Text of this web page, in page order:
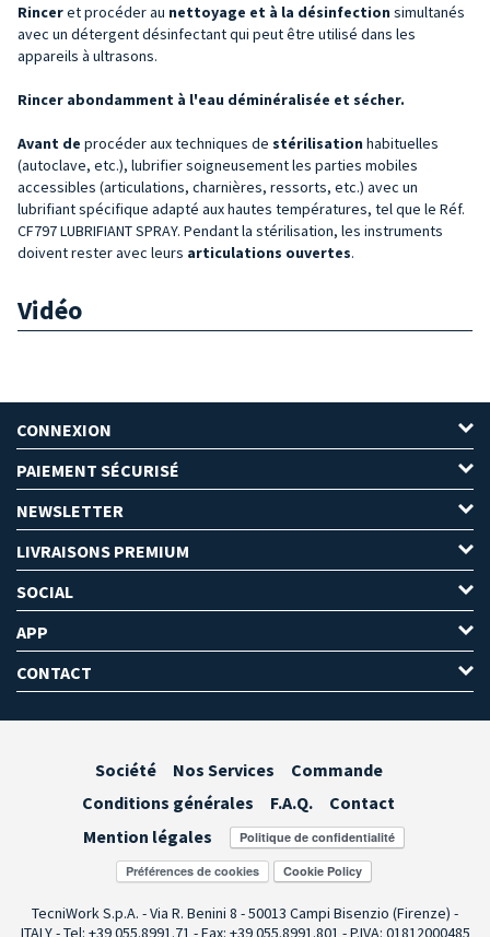
Rinceret procéder au nettoyage et à la désinfection simultanés
avec un détergent désinfectant qui peut être utilisé dans les
appareils à ultrasons.
Rincer abondamment à l'eau déminéralisée et sécher.
Avant de procéder aux techniques de stérilisation habituelles
(autoclave, etc.), lubrifier soigneusement les parties mobiles
accessibles (articulations, charnières, ressorts, etc.) avec un
lubrifiant spécifique adapté aux hautes températures, tel que le Réf.
CF797 LUBRIFIANT SPRAY. Pendant la stérilisation, les instruments
doivent rester avec leurs articulations ouvertes.
Vidéo
CONNEXION
PAIEMENT SÉCURISÉ
NEWSLETTER
LIVRAISONS PREMIUM
SOCIAL
APP
CONTACT
Société Nos Services
Commande
Conditions générales
F.A.Q.
Contact
Mention légales
Préférences de cookies
TecniWork S.p.A. - Via R. Benini 8 - 50013 Campi Bisenzio (Firenze) -
ITALY - Tel: +39 055.8991.71 - Fax: +39 055.8991.801 - P.IVA: 01812000485